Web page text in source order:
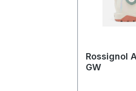
Rossignol
GW